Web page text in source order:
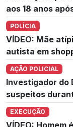
aos 18 anos
POLÍCIA
VÍDEO: Mãe
autista em
AÇÃO POLICIAL
Investigador do
suspeitos
EXECUÇÃO